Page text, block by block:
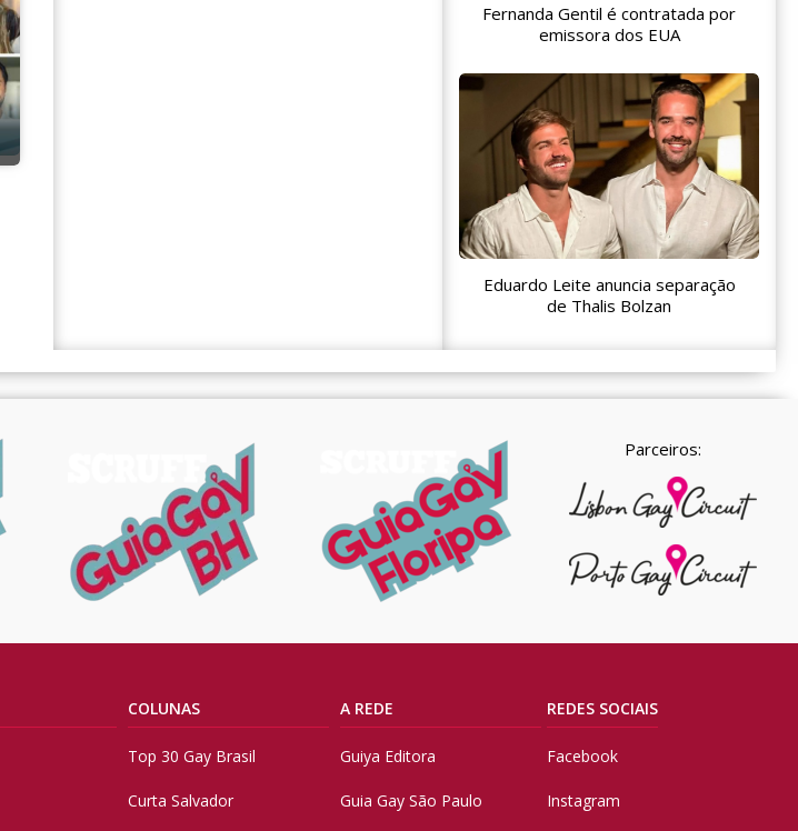
Fernanda Gentil é contratada por
emissora dos EUA
Eduardo Leite anuncia separação
de Thalis Bolzan
Parceiros:
COLUNAS
Top 30 Gay Brasil
Curta Salvador
A REDE
Guiya Editora
Guia Gay São Paulo
REDES SOCIAIS
Facebook
Instagram